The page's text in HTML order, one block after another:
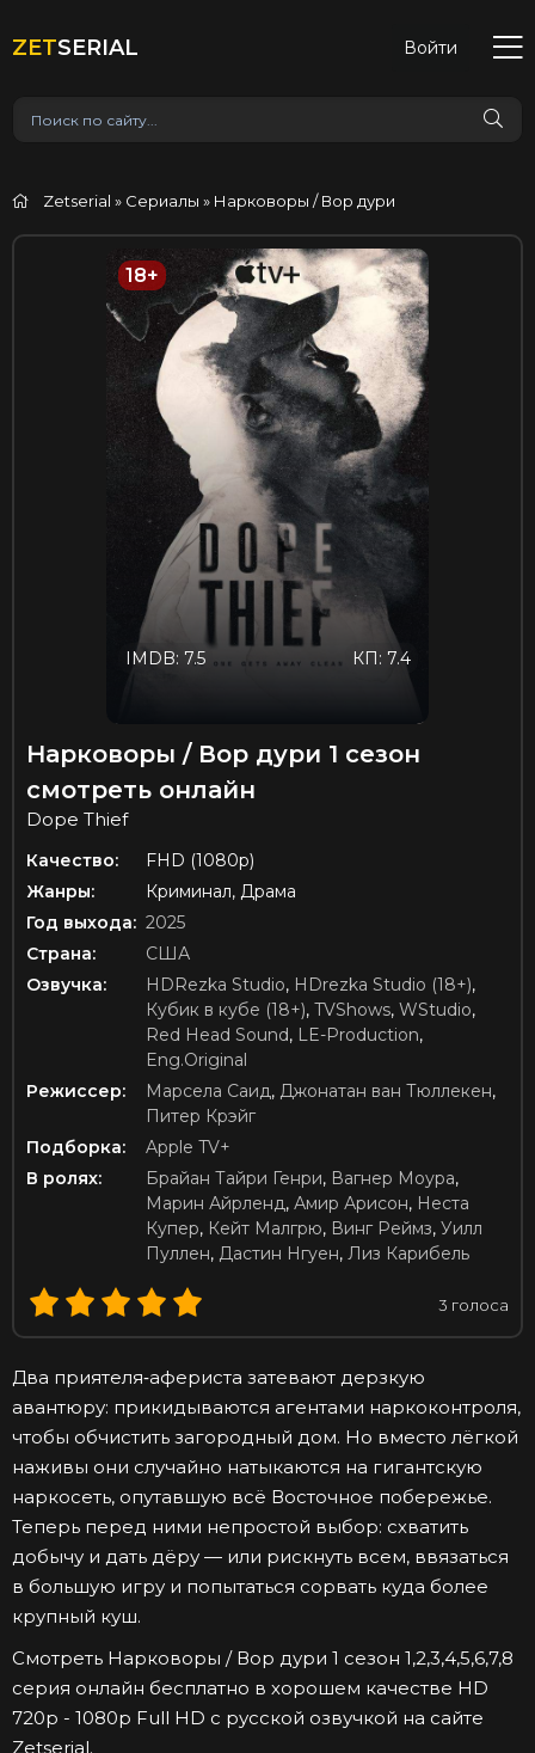
ZETSERIAL Войти
Zetserial » Сериалы » Нарковоры / Вор дури
18+
КП: 7.4
IMDB: 7.5
Нарковоры / Вор дури 1 сезон
смотреть онлайн
Dope Thief
Качество:
FHD (1080p)
Жанры:
Криминал, Драма
Год выхода: 2025
Страна:
США
Озвучка:
HDRezka Studio, HDrezka Studio (18+),
Кубик в кубе (18+), TVShows, WStudio,
Red Head Sound, LE-Production,
Eng.Original
Режиссер:
Марсела Саид, Джонатан ван Тюллекен,
Питер Крэйг
Подборка:
Apple TV+
В ролях:
Брайан Тайри Генри, Вагнер Моура,
Марин Айрленд, Амир Арисон, Неста
Купер, Кейт Малгрю, Винг Реймз, Уилл
Пуллен, Дастин Нгуен, Лиз Карибель
3 голоса
Два приятеля‑афериста затевают дерзкую
авантюру: прикидываются агентами наркоконтроля,
чтобы обчистить загородный дом. Но вместо лёгкой
наживы они случайно натыкаются на гигантскую
наркосеть, опутавшую всё Восточное побережье.
Теперь перед ними непростой выбор: схватить
добычу и дать дёру — или рискнуть всем, ввязаться
в большую игру и попытаться сорвать куда более
крупный куш.
Смотреть Нарковоры / Вор дури 1 сезон 1,2,3,4,5,6,7,8
серия онлайн бесплатно в хорошем качестве HD
720p - 1080p Full HD с русской озвучкой на сайте
Zetserial.